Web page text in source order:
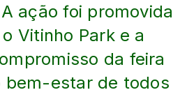
ação foi promovida
Vitinho Park e a
da feira
bem-estar de todos